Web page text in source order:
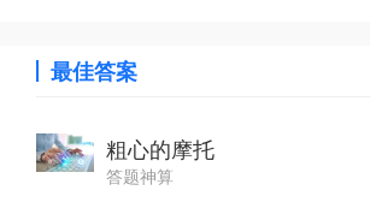
最佳答案
粗心的摩托
答题神算